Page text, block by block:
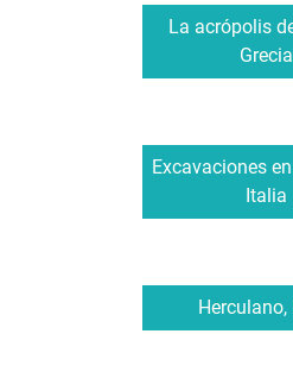
La acrópolis
Grecia
Excavaciones
Italia
Herculano,